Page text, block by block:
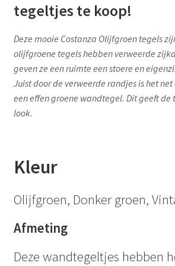
tegeltjes te koop!
Deze mooie Costanza Olijfgroen tegels
olijfgroene tegels hebben verweerde
geven ze een ruimte een stoere en
Juist door de verweerde randjes is het net
een effen groene wandtegel. Dit geeft de
look.
Kleur
Olijfgroen, Donker groen,
Afmeting
Deze wandtegeltjes hebben